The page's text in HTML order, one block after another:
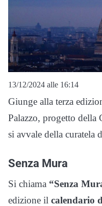
13/12/2024 alle 16:14
Giunge alla terza
Palazzo, progetto della
si avvale della curatela
Senza Mura
Si chiama “Senza
edizione il calendario